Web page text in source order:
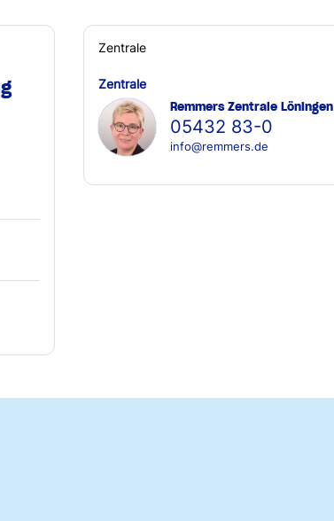
Zentrale
Zentrale
Remmers Zentrale Löningen
05432 83-0
info@remmers.de